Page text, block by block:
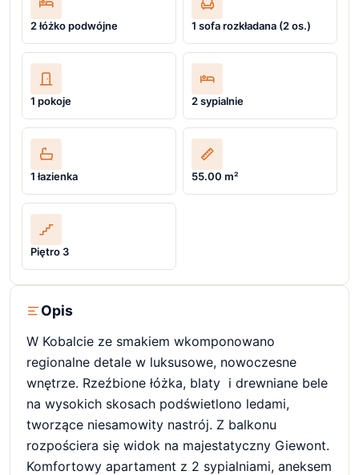
2 łóżko podwójne 1 sofa rozkładana (2 os.)
1 pokoje 2 sypialnie
1 łazienka 55.00 m²
Piętro 3
Opis
W Kobalcie ze smakiem wkomponowano
regionalne detale w luksusowe, nowoczesne
wnętrze. Rzeźbione łóżka, blaty i drewniane bele
na wysokich skosach podświetlono ledami,
tworzące niesamowity nastrój. Z balkonu
rozpościera się widok na majestatyczny Giewont.
Komfortowy apartament z 2 sypialniami, aneksem